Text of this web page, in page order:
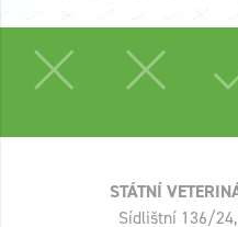
STÁTNÍ
Sídlištní 136/